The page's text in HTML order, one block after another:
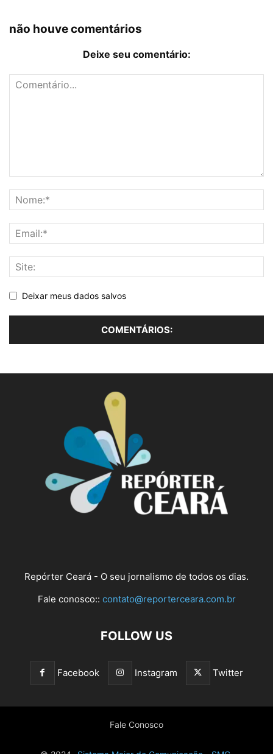
não houve comentários
Deixe seu comentário:
Deixar meus dados salvos
Repórter Ceará - O seu jornalismo de todos os dias.
Fale conosco:: contato@reporterceara.com.br
FOLLOW US
Facebook Instagram Twitter
Fale Conosco